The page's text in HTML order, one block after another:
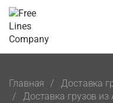
Главная
Доставка
Доставка грузов из